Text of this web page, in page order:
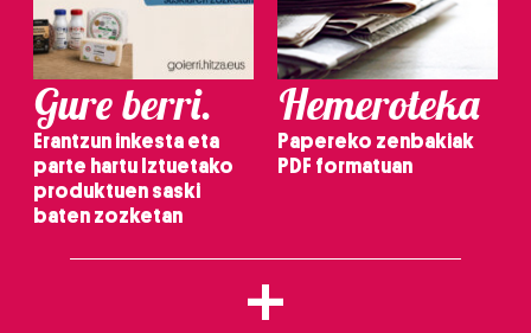
Gure berri.
Erantzun inkesta eta
parte hartu Iztuetako
produktuen saski
baten zozketan
Hemeroteka
Papereko zenbakiak
PDF formatuan
+